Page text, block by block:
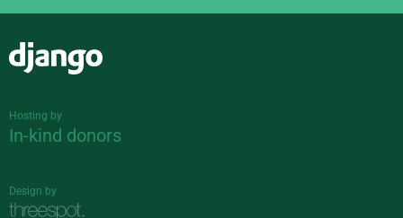
Hosting by
In-kind donors
Design by